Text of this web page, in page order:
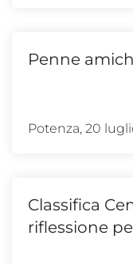
Penne
Potenza, 20
Classifica
riflessione